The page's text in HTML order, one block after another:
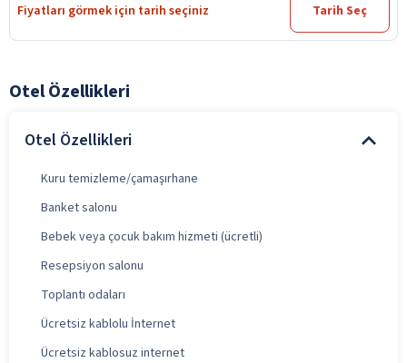
Fiyatları görmek için tarih seçiniz Tarih Seç
Otel Özellikleri
Otel Özellikleri
Kuru temizleme/çamaşırhane
Banket salonu
Bebek veya çocuk bakım hizmeti (ücretli)
Resepsiyon salonu
Toplantı odaları
Ücretsiz kablolu İnternet
Ücretsiz kablosuz internet